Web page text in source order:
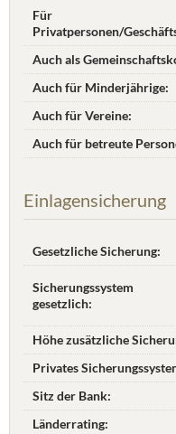
Für
Privatpersonen/
Auch als
Auch für Minderjährige:
Auch für Vereine:
Auch für betreute
Einlagensicherung
Gesetzliche Sicherung:
Sicherungssystem
gesetzlich:
Höhe zusätzliche
Privates
Sitz der Bank:
Länderrating: